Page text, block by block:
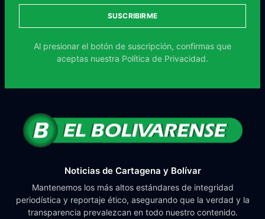
SUSCRIBIRME
Al presionar el botón de suscripción, confirmas que
aceptas nuestra Política de Privacidad.
Noticias de Cartagena y Bolívar
Mantenemos los más altos estándares de integridad
periodística y reportaje ético, asegurando que la verdad y la
transparencia prevalezcan en todo nuestro contenido.